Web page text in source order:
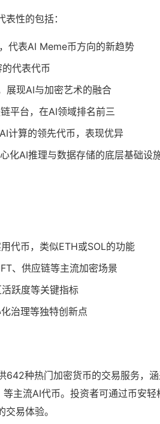
性的包括：
代表AI Meme币方向的新趋势
代表代币
展现AI与加密艺术的融合
平台，在AI领域排名前三
计算的领先代币，表现优异
心化AI推理与数据存储的底层基础设
代币，类似ETH或SOL的功能
、供应链等主流加密场景
跃度等关键指标
治理等独特创新点
642种热门加密货币的交易服务，
主流AI代币。投资者可通过币安轻
易体验。